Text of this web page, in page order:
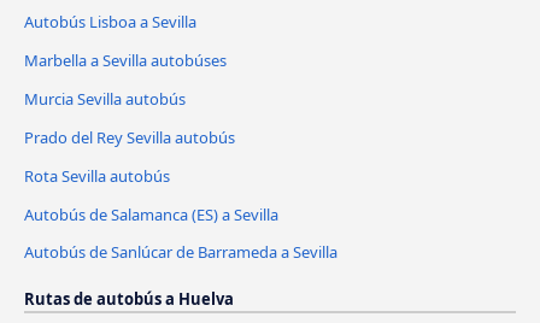
Autobús Lisboa a Sevilla
Marbella a Sevilla autobúses
Murcia Sevilla autobús
Prado del Rey Sevilla autobús
Rota Sevilla autobús
Autobús de Salamanca (ES) a Sevilla
Autobús de Sanlúcar de Barrameda a Sevilla
Rutas de autobús a Huelva